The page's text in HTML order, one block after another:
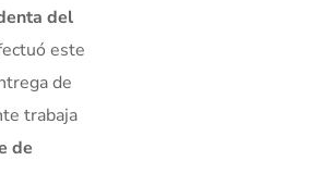
del
este
de
trabaja
de